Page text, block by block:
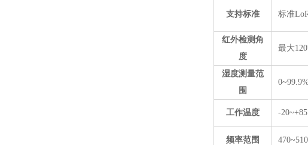
支持标准 标准
红外检测角
度
最大
湿度测量范
围
工作温度 -
频率范围